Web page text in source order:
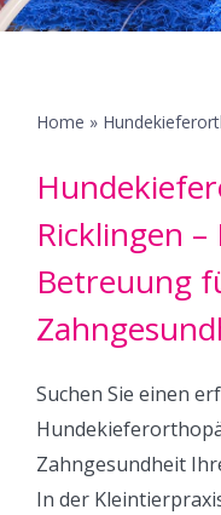
Erkrankungen
Neukunden
Kontakt
Home »
Ricklingen
Betreuung
Suchen Sie einen
Zahngesundheit
In der